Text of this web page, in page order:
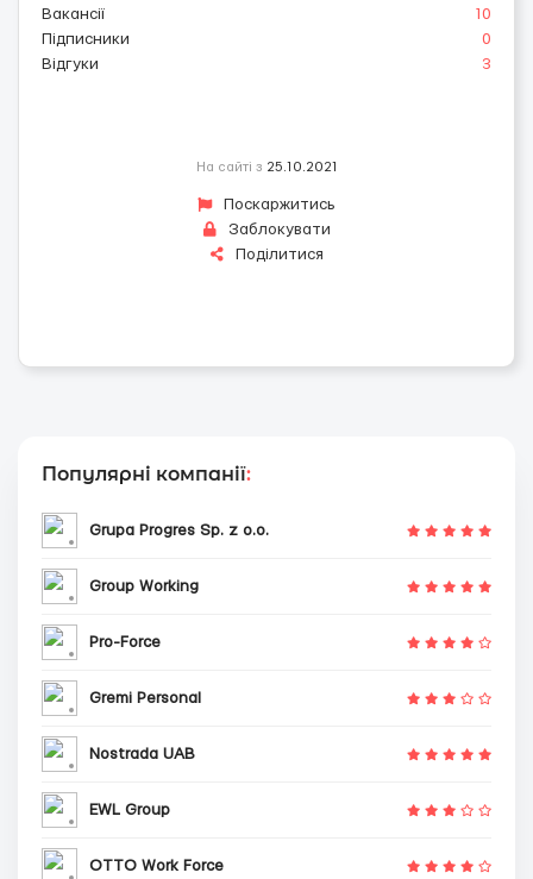
Вакансії
10
Підписники
0
Відгуки
3
На сайті з 25.10.2021
Поскаржитись
Заблокувати
Поділитися
Популярні компанії:
Grupa Progres Sp. z o.o.
Group Working
Pro-Force
Gremi Personal
Nostrada UAB
EWL Group
OTTO Work Force